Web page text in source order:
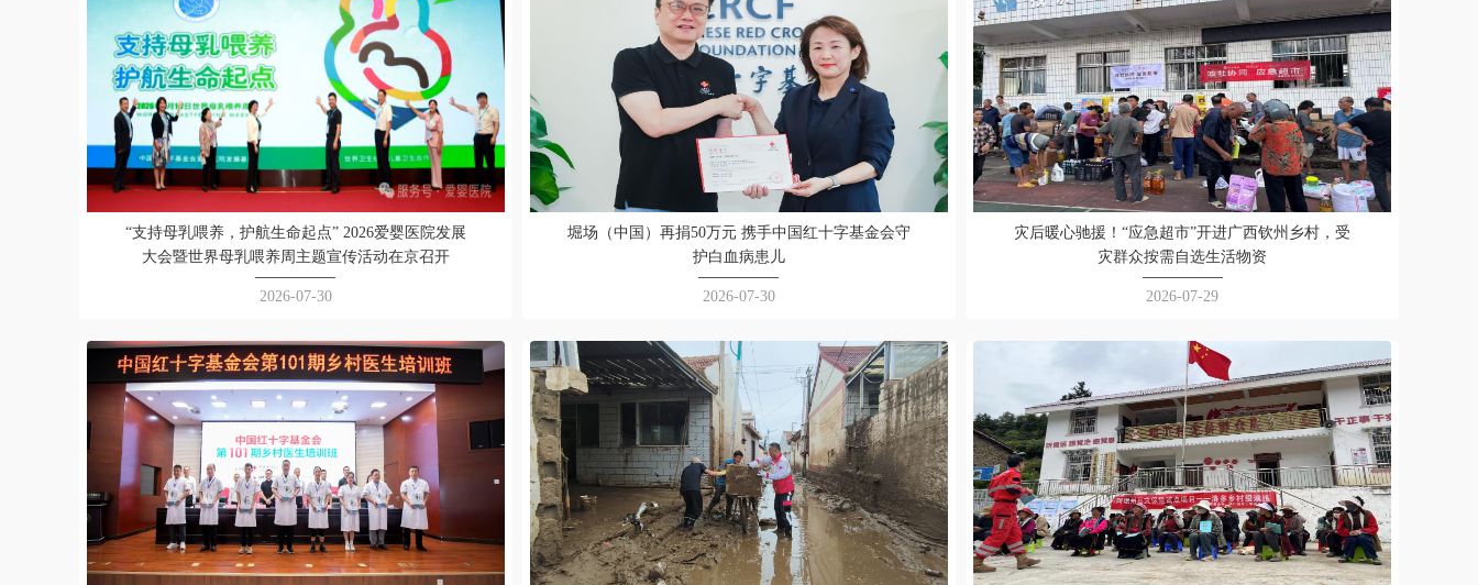
“支持母乳喂养，护航生命起点” 2026爱婴医院发展
大会暨世界母乳喂养周主题宣传活动在京召开
2026-07-30
堀场（中国）再捐50万元 携手中国红十字基金会守
护白血病患儿
2026-07-30
灾后暖心驰援！“应急超市”开进广西钦州乡村，受
灾群众按需自选生活物资
2026-07-29